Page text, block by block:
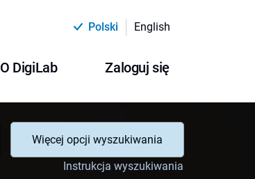
Polski English
O DigiLab Zaloguj się
Więcej opcji wyszukiwania
Instrukcja wyszukiwania